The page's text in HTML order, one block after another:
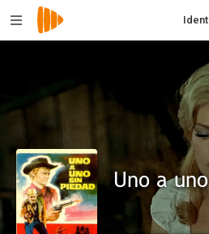
Uno a